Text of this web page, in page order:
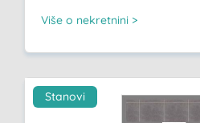
Više o nekretnini >
Stanovi